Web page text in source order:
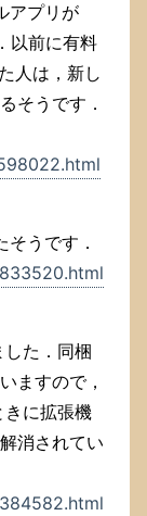
アプリが
以前に有料
人は，新し
そうです．
うです．
た．同梱
ますので，
に拡張機
消されてい